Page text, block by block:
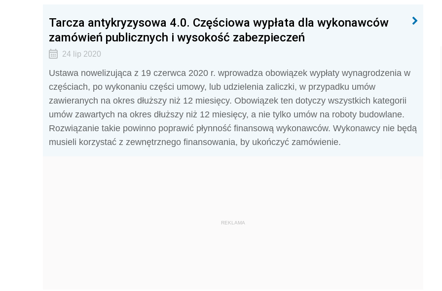
Tarcza antykryzysowa 4.0. Częściowa wypłata dla wykonawców
zamówień publicznych i wysokość zabezpieczeń
24 lip 2020
Ustawa nowelizująca z 19 czerwca 2020 r. wprowadza obowiązek wypłaty wynagrodzenia w
częściach, po wykonaniu części umowy, lub udzielenia zaliczki, w przypadku umów
zawieranych na okres dłuższy niż 12 miesięcy. Obowiązek ten dotyczy wszystkich kategorii
umów zawartych na okres dłuższy niż 12 miesięcy, a nie tylko umów na roboty budowlane.
Rozwiązanie takie powinno poprawić płynność finansową wykonawców. Wykonawcy nie będą
musieli korzystać z zewnętrznego finansowania, by ukończyć zamówienie.
REKLAMA